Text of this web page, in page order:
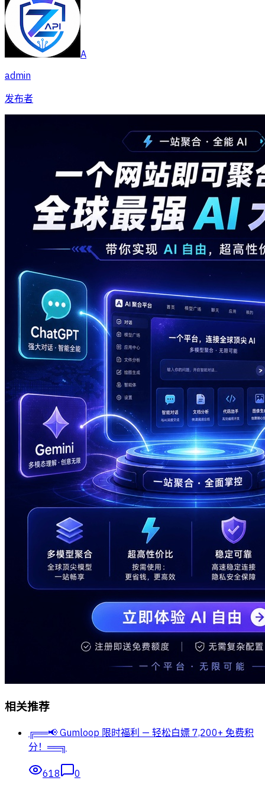
A
admin
发布者
相关推荐
╔══📢 Gumloop 限时福利 — 轻松白嫖 7,200+ 免费积
分！══╗
618 0